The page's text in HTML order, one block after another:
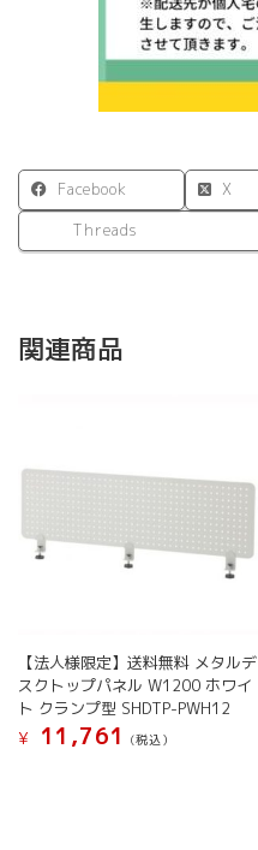
Facebook X
Threads
関連商品
【法人様限定】送料無料 メタルデ
スクトップパネル W1200 ホワイ
ト クランプ型 SHDTP-PWH12
¥
11,761 (税込）